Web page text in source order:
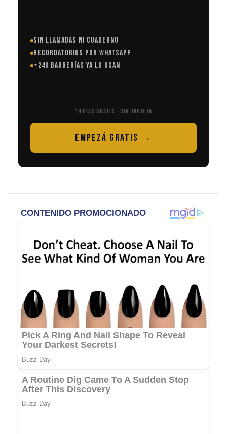
SIN LLAMADAS NI CUADERNO
RECORDATORIOS POR WHATSAPP
+240 BARBERÍAS YA LO USAN
14 DÍAS GRATIS · SIN TARJETA
EMPEZÁ GRATIS →